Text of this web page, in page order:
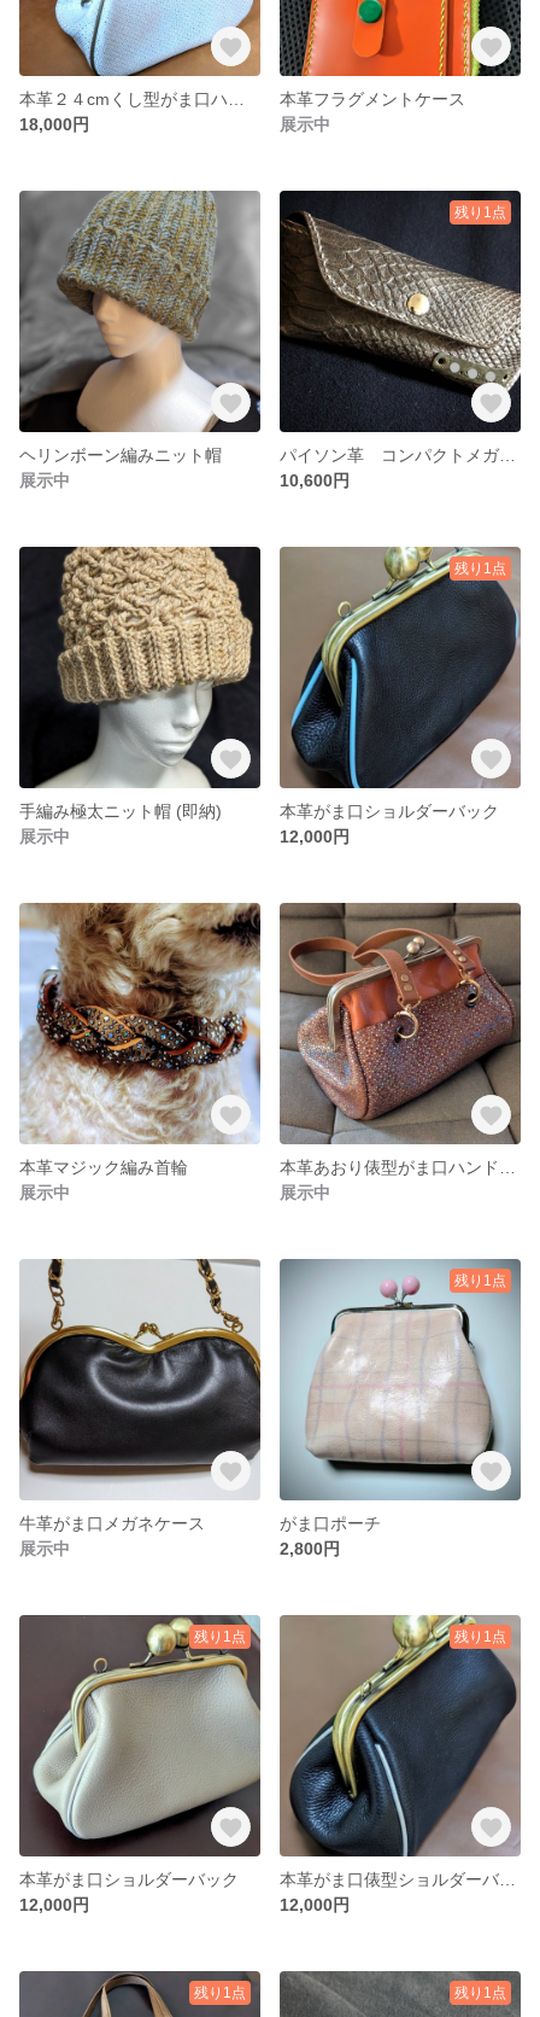
18,000円
本革フラグメントケース
展示中
ヘリンボーン編みニット帽
展示中
残り1点
パイソン革 コンパクトメガネケース
10,600円
手編み極太ニット帽 (即納)
展示中
残り1点
本革がま口ショルダーバック
12,000円
本革マジック編み首輪
展示中
展示中
牛革がま口メガネケース
展示中
残り1点
がま口ポーチ
2,800円
残り1点
本革がま口ショルダーバック
12,000円
残り1点
本革がま口俵型ショルダーバッグ
12,000円
残り1点 残り1点